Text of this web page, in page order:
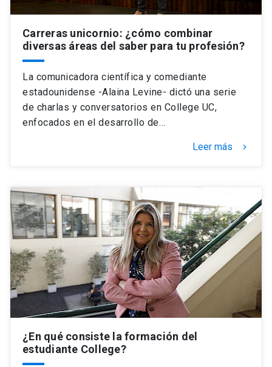
Carreras unicornio: ¿cómo combinar
diversas áreas del saber para tu profesión?
La comunicadora científica y comediante
estadounidense -Alaina Levine- dictó una serie
de charlas y conversatorios en College UC,
enfocados en el desarrollo de…
Leer más keyboard_arrow_right
¿En qué consiste la formación del
estudiante College?